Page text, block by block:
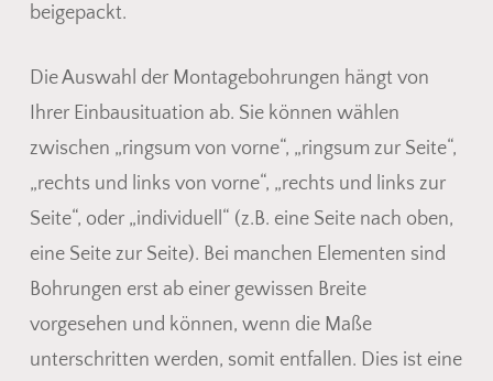
beigepackt.
Die Auswahl der Montagebohrungen hängt von
Ihrer Einbausituation ab. Sie können wählen
zwischen „ringsum von vorne“, „ringsum zur Seite“,
„rechts und links von vorne“, „rechts und links zur
Seite“, oder „individuell“ (z.B. eine Seite nach oben,
eine Seite zur Seite). Bei manchen Elementen sind
Bohrungen erst ab einer gewissen Breite
vorgesehen und können, wenn die Maße
unterschritten werden, somit entfallen. Dies ist eine